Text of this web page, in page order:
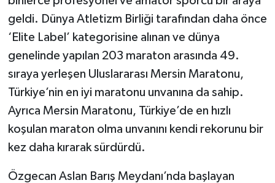
geldi. Dünya Atletizm Birliği tarafından daha önce
‘Elite Label’ kategorisine alınan ve dünya
genelinde yapılan 203 maraton arasında 49.
sıraya yerleşen Uluslararası Mersin Maratonu,
Türkiye’nin en iyi maratonu unvanına da sahip.
Ayrıca Mersin Maratonu, Türkiye’de en hızlı
koşulan maraton olma unvanını kendi rekorunu bir
kez daha kırarak sürdürdü.
Özgecan Aslan Barış Meydanı’nda başlayan